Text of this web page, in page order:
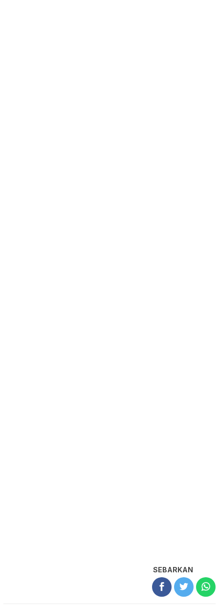
SEBARKAN